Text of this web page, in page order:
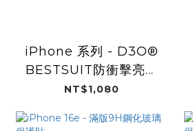
iPhone 系列 - D3O®
BESTSUIT防衝擊亮面
保護貼
NT$1,080